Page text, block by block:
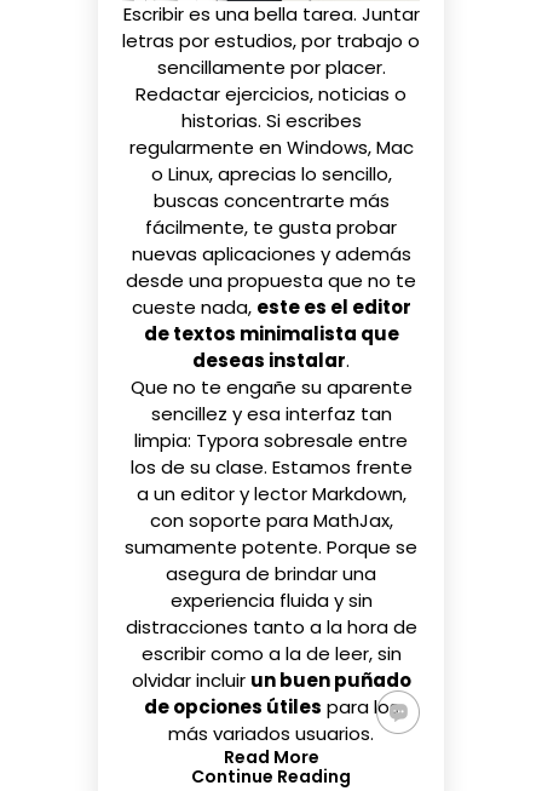
Escribir es una bella tarea. Juntar
letras por estudios, por trabajo o
sencillamente por placer.
Redactar ejercicios, noticias o
historias. Si escribes
regularmente en Windows, Mac
o Linux, aprecias lo sencillo,
buscas concentrarte más
fácilmente, te gusta probar
nuevas aplicaciones y además
desde una propuesta que no te
cueste nada, este es el editor
de textos minimalista que
deseas instalar.
Que no te engañe su aparente
sencillez y esa interfaz tan
limpia: Typorasobresale entre
los de su clase. Estamos frente
a un editor y lector Markdown,
con soporte para MathJax,
sumamente potente. Porque se
asegura de brindar una
experiencia fluida y sin
distracciones tanto a la hora de
escribir como a la de leer, sin
olvidar incluir un buen puñado
de opciones útiles para los
más variados usuarios.
Read More
Continue Reading